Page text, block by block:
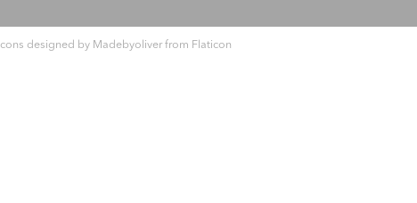
Icons designed by Madebyoliver from Flaticon